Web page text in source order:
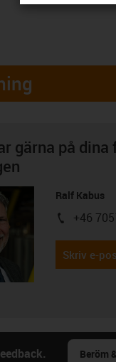
gärna på dina
Ralf Kabus
igus-icon-
+46
Skriv e-
Beröm